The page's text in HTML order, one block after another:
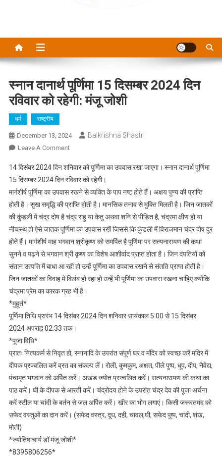
स्नान दानार्थ पूर्णिमा 15 दिसम्बर 2024 दिन
रविवार को रहेगी: मंजू जोशी
धर्म राष्ट्रीय
December 13, 2024 Balkrishna Shastri
Leave A CommentOn
दानार्थ
पूर्णिमा
15
दिसम्बर
2024
दिन
रविवार
को
रहेगी:
14 दिसंबर 2024 दिन शनिवार को पूर्णिमा का उपवास रखा जाएगा। स्नान दानार्थ पूर्णिमा
15 दिसम्बर 2024 दिन रविवार को रहेगी।
मार्गशीर्ष पूर्णिमा का उपवास रखने से व्यक्ति के पाप नष्ट होते हैं। अक्षय पुण्य की प्राप्ति
होती है। सुख समृद्धि की प्राप्ति होती है। मानसिक तनाव से मुक्ति मिलती है। जिन जातकों
की कुंडली में चंद्र दोष है चंद्र राहु या केतु अथवा शनि से पीड़ित है, चंद्रमा क्षीण हो या
नीचस्थ हो ऐसे जातक पूर्णिमा का उपवास रखें जिससे कि कुंडली में विराजमान चंद्र दोष दूर
होते हैं। मार्गशीर्ष माह भगवान श्रीकृष्ण को समर्पित है पूर्णिमा पर सत्यनारायण की कथा
सुनने व पढ़ने से भगवान श्री कृष्ण का विशेष आशीर्वाद प्राप्त होता है। जिन दंपतियों को
संतान उत्पत्ति में बाधा आ रही हो उन्हें पूर्णिमा का उपवास रखने से संतति प्राप्त होती है।
जिन जातकों का विवाह में विलंब हो रहा हो उन्हें भी पूर्णिमा का उपवास रखना चाहिए क्योंकि
चंद्रमा प्रेम का कारक ग्रह भी है।
*मुहूर्त*
पूर्णिमा तिथि प्रारंभ 14 दिसंबर 2024 दिन शनिवार सायंकाल 5:00 से 15 दिसंबर
2024 अपराह्न 02:33 तक।
*पूजा विधि*
प्रातः नित्यकर्म से निवृत हो, स्नानादि के उपरांत संपूर्ण घर व मंदिर को स्वच्छ करें मंदिर में
दीपक प्रज्वलित करें व्रत का संकल्प लें। रोली, कुमकुम, अक्षत, पीले पुष्प, धूप, दीप, नैवेद्य,
पंचामृत भगवान को अर्पित करें। अखंड ज्योत प्रज्वलित करें। सत्यनारायण की कथा का
पाठ करें। घी के दीपक से आरती करें। चंद्रोदय होने के उपरांत चंद्र देव की पूजा अर्चना
करें स्टील या चांदी के बर्तन से जल अर्पित करें। खीर का भोग लगाएं। किसी जरूरतमंद को
सफेद वस्तुओं का दान करें। (सफेद वस्त्र, दूध, दही, चावल,घी, सफेद पुष्प, चांदी, शंख,
मोती)
*ज्योतिषाचार्य डॉ मंजू जोशी*
*8395806256*